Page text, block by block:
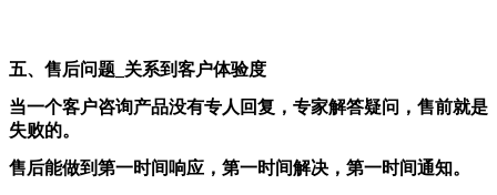
五、售后问题_关系到客户体验度
当一个客户咨询产品没有专人回复，专家解答疑问，售前就是
失败的。
售后能做到第一时间响应，第一时间解决，第一时间通知。